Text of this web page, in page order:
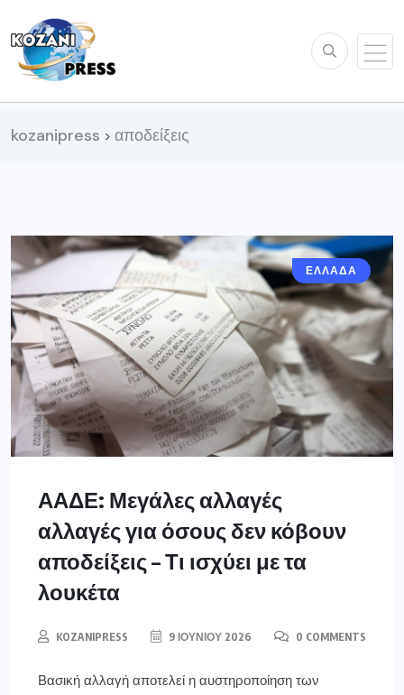
kozanipress > αποδείξεις
ΕΛΛΆΔΑ
ΑΑΔΕ: Μεγάλες αλλαγές
αλλαγές για όσους δεν κόβουν
αποδείξεις – Τι ισχύει με τα
λουκέτα
KOZANIPRESS 9 ΙΟΥΝΊΟΥ 2026 0 COMMENTS
Βασική αλλαγή αποτελεί η αυστηροποίηση των